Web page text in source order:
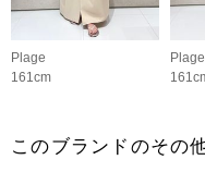
Plage
161cm
Plage
このブランドのその